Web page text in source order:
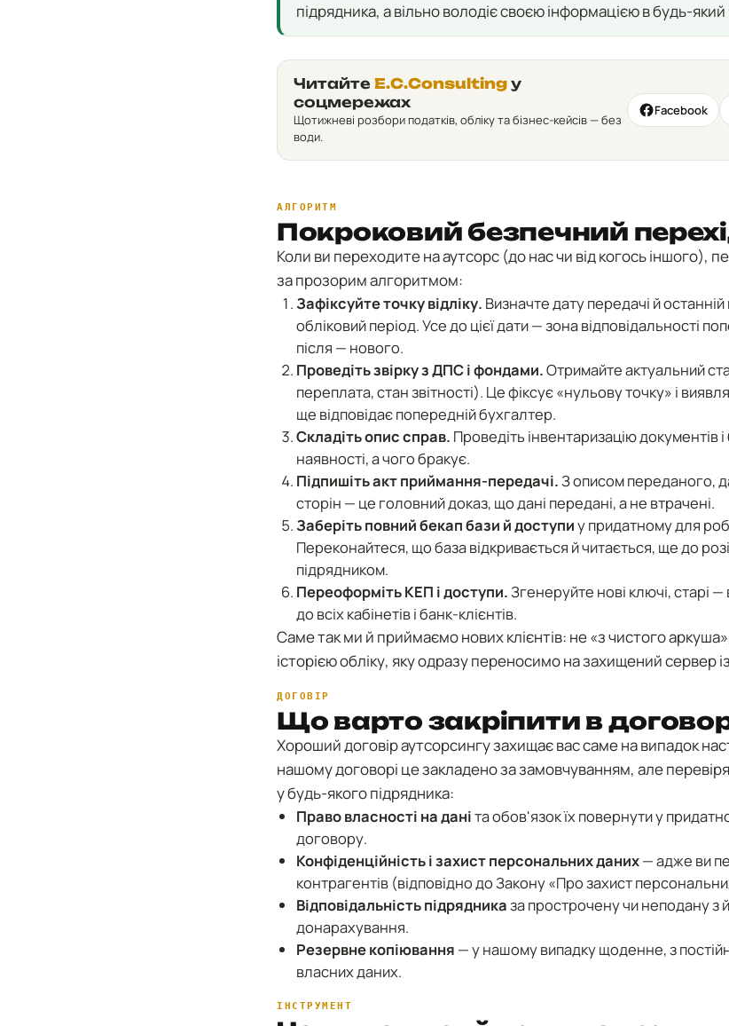
підрядника, а вільно володіє своєю інформацією в будь-
Читайте E.C.Consulting у
соцмережах
Щотижневі розбори податків, обліку та бізнес-кейсів — без
води.
Facebook
АЛГОРИТМ
Покроковий безпечний
Коли ви переходите на аутсорс (до нас чи від когось іншого),
за прозорим алгоритмом:
Зафіксуйте точку відліку. Визначте дату передачі й
обліковий період. Усе до цієї дати — зона відповідальності
після — нового.
Проведіть звірку з ДПС і фондами.Отримайте актуальний
переплата, стан звітності). Це фіксує «нульову точку» і
ще відповідає попередній бухгалтер.
Складіть опис справ. Проведіть інвентаризацію документів
наявності, а чого бракує.
Підпишіть акт приймання-передачі.З описом переданого,
сторін — це головний доказ, що дані передані, а не втрачені.
Заберіть повний бекап бази й доступиу придатному для
Переконайтеся, що база відкривається й читається, ще до
підрядником.
Переоформіть КЕП і доступи.Згенеруйте нові ключі, старі —
до всіх кабінетів і банк-клієнтів.
Саме так ми й приймаємо нових клієнтів: не «з чистого
історією обліку, яку одразу переносимо на захищений сервер
ДОГОВІР
Що варто закріпити в
Хороший договір аутсорсингу захищає вас саме на випадок
нашому договорі це закладено за замовчуванням, але
у будь-якого підрядника:
Право власності на даніта обов'язок їх повернути у
договору.
Конфіденційність і захист персональних даних— адже ви
контрагентів (відповідно до Закону «Про захист
Відповідальність підрядниказа прострочену чи неподану з
донарахування.
Резервне копіювання — у нашому випадку щоденне, з
власних даних.
ІНСТРУМЕНТ